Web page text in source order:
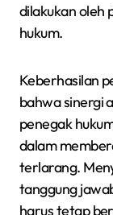
dilakukan oleh
hukum.
Keberhasilan
bahwa sinergi
penegak
dalam
terlarang.
tanggung
harus tetap